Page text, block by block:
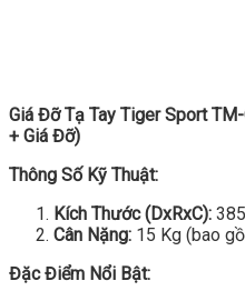
Giá Đỡ Tạ Tay Tiger Sport
+ Giá Đỡ)
Thông Số Kỹ Thuật:
Kích Thước (DxRxC):
Cân Nặng: 15 Kg (bao
Đặc Điểm Nổi Bật: